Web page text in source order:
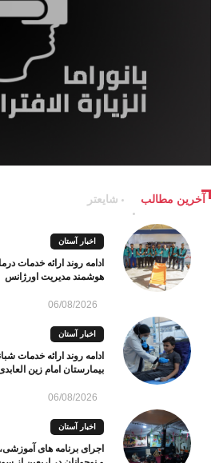
آخرین مطالب شایعتر
اخبار آستان
ادامه روند ارائه خدمات
هوشمند مدیریت اورژانس
06/08/2026
اخبار آستان
ادامه روند ارائه خدمات
بیمارستان امام زین
06/08/2026
اخبار آستان
اجرای برنامه های